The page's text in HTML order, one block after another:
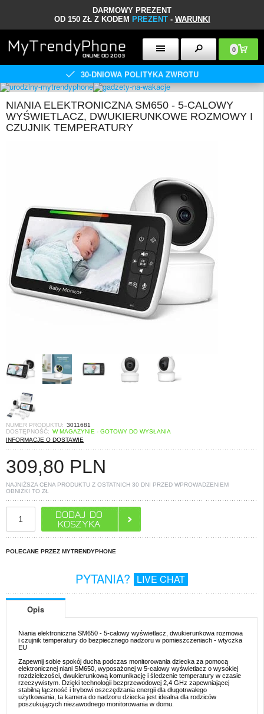
DARMOWY PREZENT
OD 150 ZŁ Z KODEM PREZENT- WARUNKI
0
30-DNIOWA POLITYKA ZWROTU
NIANIA ELEKTRONICZNA SM650 - 5-CALOWY
WYŚWIETLACZ, DWUKIERUNKOWE ROZMOWY I
CZUJNIK TEMPERATURY
NUMER PRODUKTU: 3011681
DOSTĘPNOŚĆ: W MAGAZYNIE - GOTOWY DO WYSŁANIA
INFORMACJE O DOSTAWIE
309,80 PLN
NAJNIŻSZA CENA PRODUKTU Z OSTATNICH 30 DNI PRZED WPROWADZENIEM
OBNIŻKI TO ZŁ
POLECANE PRZEZ MYTRENDYPHONE
PYTANIA? LIVE CHAT
Opis
Niania elektroniczna SM650 - 5-calowy wyświetlacz, dwukierunkowa rozmowa
i czujnik temperatury do bezpiecznego nadzoru w pomieszczeniach - wtyczka
EU
Zapewnij sobie spokój ducha podczas monitorowania dziecka za pomocą
elektronicznej niani SM650, wyposażonej w 5-calowy wyświetlacz o wysokiej
rozdzielczości, dwukierunkową komunikację i śledzenie temperatury w czasie
rzeczywistym. Dzięki technologii bezprzewodowej 2,4 GHz zapewniającej
stabilną łączność i trybowi oszczędzania energii dla długotrwałego
użytkowania, ta kamera do nadzoru dziecka jest idealna dla rodziców
poszukujących niezawodnego monitorowania w domu.